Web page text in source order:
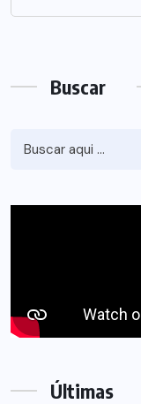
Buscar
Últimas